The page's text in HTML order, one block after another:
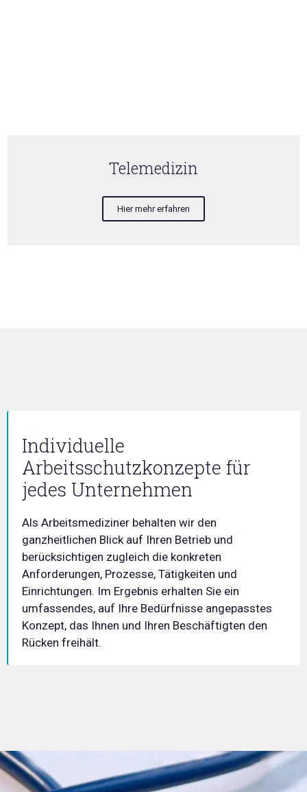
Telemedizin
Hier mehr erfahren
Individuelle
Arbeitsschutzkonzepte für
jedes Unternehmen
Als Arbeitsmediziner behalten wir den
ganzheitlichen Blick auf Ihren Betrieb und
berücksichtigen zugleich die konkreten
Anforderungen, Prozesse, Tätigkeiten und
Einrichtungen. Im Ergebnis erhalten Sie ein
umfassendes, auf Ihre Bedürfnisse angepasstes
Konzept, das Ihnen und Ihren Beschäftigten den
Rücken freihält.